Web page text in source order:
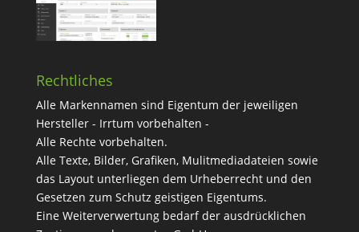
Rechtliches
Alle Markennamen sind Eigentum der jeweiligen
Hersteller - Irrtum vorbehalten -
Alle Rechte vorbehalten.
Alle Texte, Bilder, Grafiken, Mulitmediadateien sowie
das Layout unterliegen dem Urheberrecht und den
Gesetzen zum Schutz geistigen Eigentums.
Eine Weiterverwertung bedarf der ausdrücklichen